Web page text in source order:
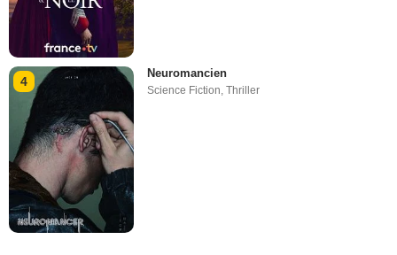
4
Neuromancien
Science Fiction ,Thriller